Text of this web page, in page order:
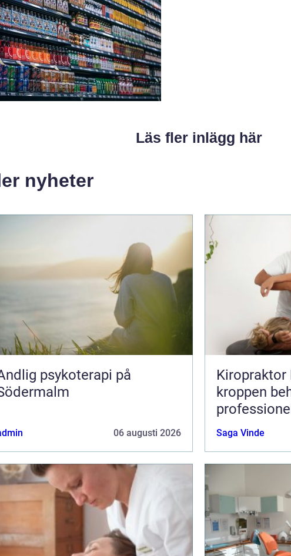
Läs fler inlägg här
nyheter
psykoterapi på
06 augusti 2026
Kiropraktor
kroppen
Saga Vinde